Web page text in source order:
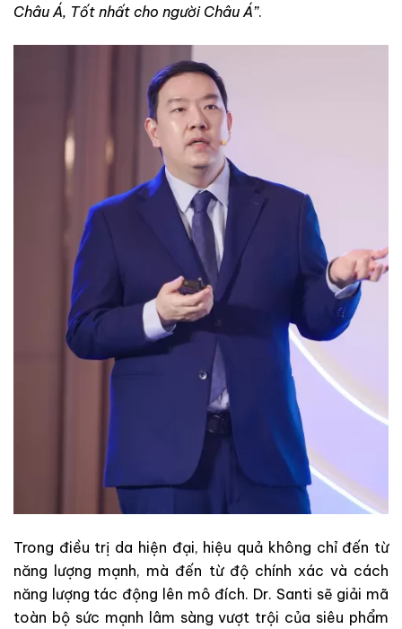
Châu Á, Tốt nhất cho người Châu Á”.
Trong điều trị da hiện đại, hiệu quả không chỉ đến từ
năng lượng mạnh, mà đến từ độ chính xác và cách
năng lượng tác động lên mô đích. Dr. Santi sẽ giải mã
toàn bộ sức mạnh lâm sàng vượt trội của siêu phẩm